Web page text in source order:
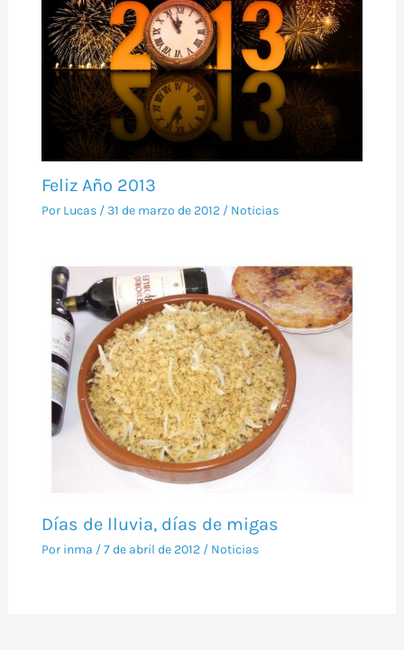
Feliz Año 2013
Por Lucas /31 de marzo de 2012 / Noticias
Días de lluvia, días de migas
Por inma /7 de abril de 2012 / Noticias